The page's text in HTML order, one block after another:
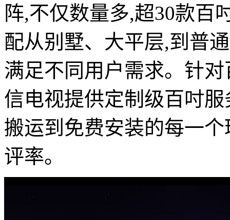
阵,不仅数量多,超30款百
配从别墅、大平层,到普
满足不同用户需求。针
信电视提供定制级百吋
搬运到免费安装的每一
评率。